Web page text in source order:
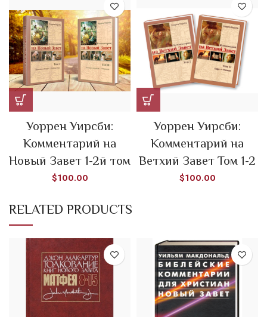
Уоррен Уирсби:
Комментарий на
Новый Завет 1-2й том
$100.00
Уоррен Уирсби:
Комментарий на
Ветхий Завет Том 1-2
$100.00
RELATED PRODUCTS